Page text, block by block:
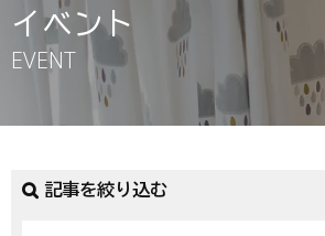
イベント
EVENT
記事を絞り込む